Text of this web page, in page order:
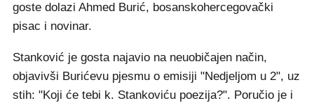
goste dolazi Ahmed Burić, bosanskohercegovački
pisac i novinar.
Stanković je gosta najavio na neuobičajen način,
objavivši Burićevu pjesmu o emisiji "Nedjeljom u 2", uz
stih: "Koji će tebi k. Stankoviću poezija?". Poručio je i